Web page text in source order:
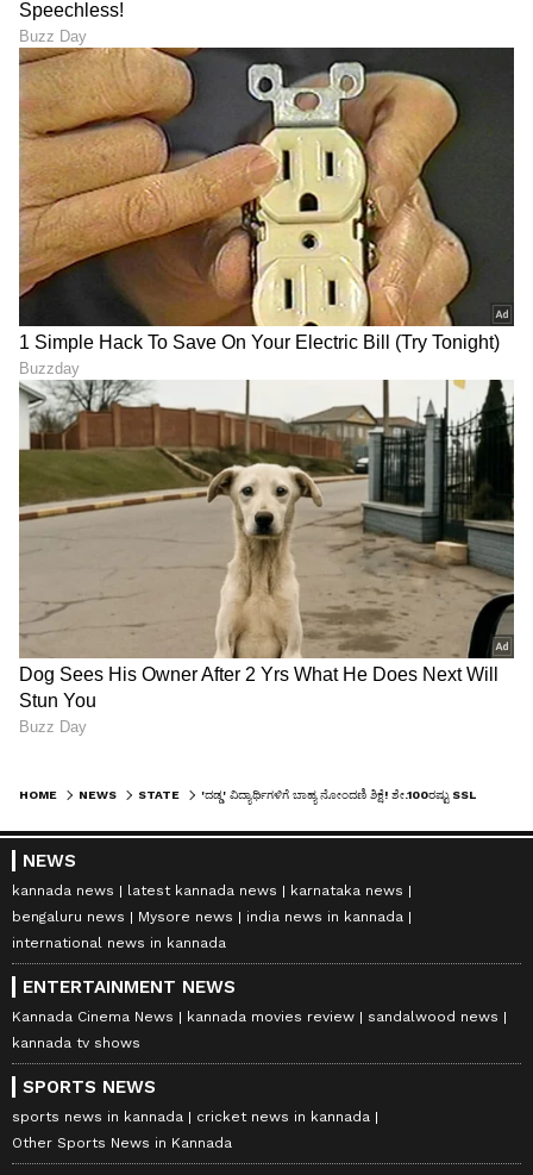
HOME NEWS STATE
NEWS
kannada news latest kannada news
karnataka news
bengaluru news
Mysore news
india news in kannada
international news in kannada
ENTERTAINMENT NEWS
Kannada Cinema News kannada movies review
sandalwood news
kannada tv shows
SPORTS NEWS
sports news in kannada
cricket news in kannada
Other Sports News in Kannada